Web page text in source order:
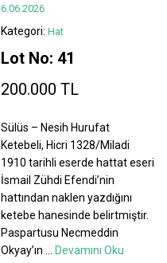
6.06.2026
Kategori: Hat
Lot No: 41
200.000 TL
Sülüs – Nesih Hurufat
Ketebeli, Hicri 1328/Miladi
1910 tarihli eserde hattat eseri
İsmail Zühdi Efendi’nin
hattından naklen yazdığını
ketebe hanesinde belirtmiştir.
Paspartusu Necmeddin
Okyay’ın
Devamını Oku